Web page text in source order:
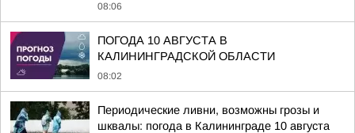
08:06
ПОГОДА 10 АВГУСТА В
КАЛИНИНГРАДСКОЙ ОБЛАСТИ
08:02
Периодические ливни, возможны грозы и
шквалы: погода в Калининграде 10 августа